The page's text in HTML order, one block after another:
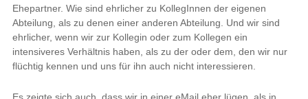
Ehepartner. Wie sind ehrlicher zu KollegInnen der eigenen
Abteilung, als zu denen einer anderen Abteilung. Und wir sind
ehrlicher, wenn wir zur Kollegin oder zum Kollegen ein
intensiveres Verhältnis haben, als zu der oder dem, den wir nur
flüchtig kennen und uns für ihn auch nicht interessieren.